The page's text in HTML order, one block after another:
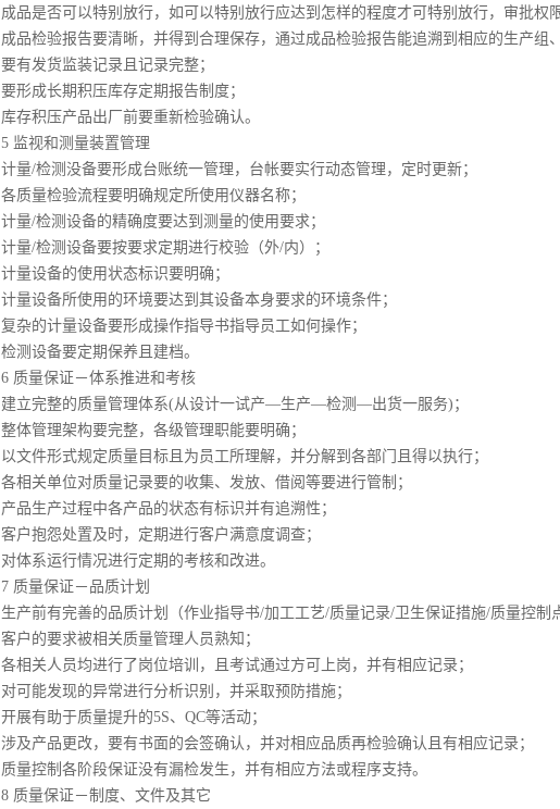
成品是否可以特别放行，如可以特别放行应达到怎样的程度才可特别放行，审批权
成品检验报告要清晰，并得到合理保存，通过成品检验报告能追溯到相应的生产组
要有发货监装记录且记录完整；
要形成长期积压库存定期报告制度；
库存积压产品出厂前要重新检验确认。
5 监视和测量装置管理
计量/检测没备要形成台账统一管理，台帐要实行动态管理，定时更新；
各质量检验流程要明确规定所使用仪器名称；
计量/检测设备的精确度要达到测量的使用要求；
计量/检测设备要按要求定期进行校验（外/内）；
计量设备的使用状态标识要明确；
计量设备所使用的环境要达到其设备本身要求的环境条件；
复杂的计量设备要形成操作指导书指导员工如何操作；
检测设备要定期保养且建档。
6 质量保证－体系推进和考核
建立完整的质量管理体系(从设计一试产—生产—检测—出货一服务)；
整体管理架构要完整，各级管理职能要明确；
以文件形式规定质量目标且为员工所理解，并分解到各部门且得以执行；
各相关单位对质量记录要的收集、发放、借阅等要进行管制；
产品生产过程中各产品的状态有标识并有追溯性；
客户抱怨处置及时，定期进行客户满意度调查；
对体系运行情况进行定期的考核和改进。
7 质量保证－品质计划
生产前有完善的品质计划（作业指导书/加工工艺/质量记录/卫生保证措施/质量控制
客户的要求被相关质量管理人员熟知；
各相关人员均进行了岗位培训，且考试通过方可上岗，并有相应记录；
对可能发现的异常进行分析识别，并采取预防措施；
开展有助于质量提升的5S、QC等活动；
涉及产品更改，要有书面的会签确认，并对相应品质再检验确认且有相应记录；
质量控制各阶段保证没有漏检发生，并有相应方法或程序支持。
8 质量保证－制度、文件及其它